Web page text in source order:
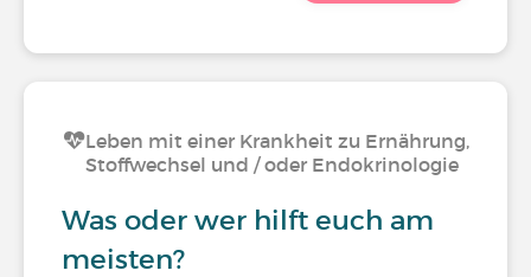
Leben mit einer Krankheit zu Ernährung,
Stoffwechsel und / oder Endokrinologie
Was oder wer hilft euch am
meisten?